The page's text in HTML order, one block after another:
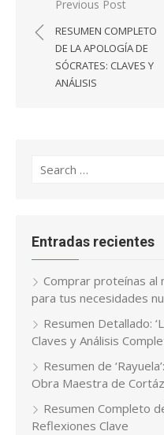
Navegación
de
entradas
Previous Post
RESUMEN COMPLETO
DE LA APOLOGÍA DE
SÓCRATES: CLAVES Y
ANÁLISIS
Search
Entradas recientes
Comprar proteínas al
para tus necesidades
Resumen Detallado:
Claves y Análisis
Resumen de
Obra Maestra de
Resumen Completo
Reflexiones Clave